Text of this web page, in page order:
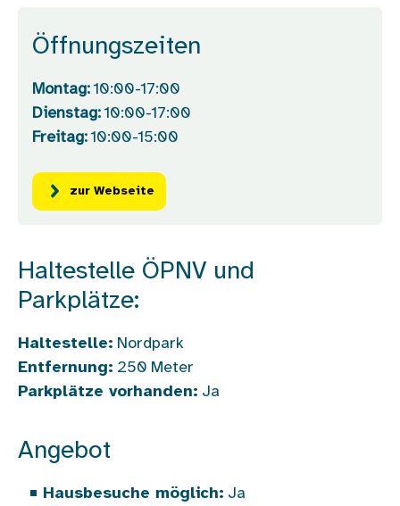
Öffnungszeiten
Montag:10:00-17:00
Dienstag:10:00-17:00
Freitag:10:00-15:00
zur Webseite
Haltestelle ÖPNV und
Parkplätze:
Haltestelle: Nordpark
Entfernung: 250 Meter
Parkplätze vorhanden: Ja
Angebot
Hausbesuche möglich: Ja